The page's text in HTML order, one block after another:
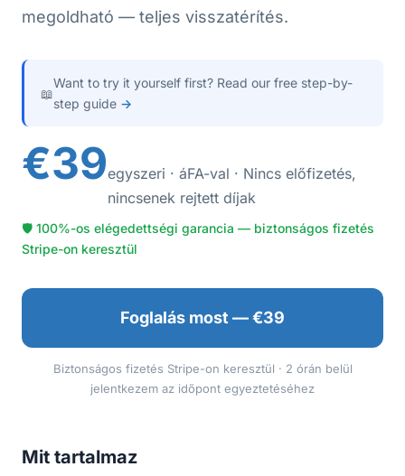
megoldható — teljes visszatérítés.
📖
Want to try it yourself first? Read our free step-by-
step guide →
€39egyszeri · áFA-val · Nincs előfizetés,
nincsenek rejtett díjak
🛡 100%-os elégedettségi garancia — biztonságos fizetés
Stripe-on keresztül
Foglalás most — €39
Biztonságos fizetés Stripe-on keresztül · 2 órán belül
jelentkezem az időpont egyeztetéséhez
Mit tartalmaz